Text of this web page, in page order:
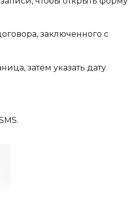
заключенного с
затем указать дату